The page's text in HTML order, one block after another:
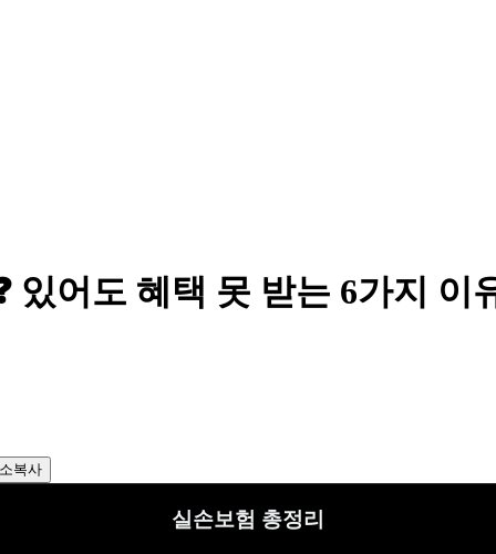
있어도 혜택 못 받는 6가지 이
복사
실손보험 총정리